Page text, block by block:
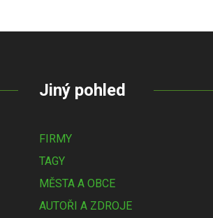
Jiný pohled
FIRMY
TAGY
MĚSTA A OBCE
AUTOŘI A ZDROJE